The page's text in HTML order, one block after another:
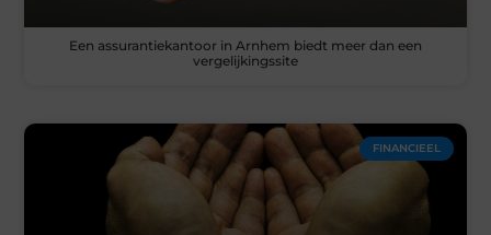
Een assurantiekantoor in Arnhem biedt meer dan een
vergelijkingssite
FINANCIEEL